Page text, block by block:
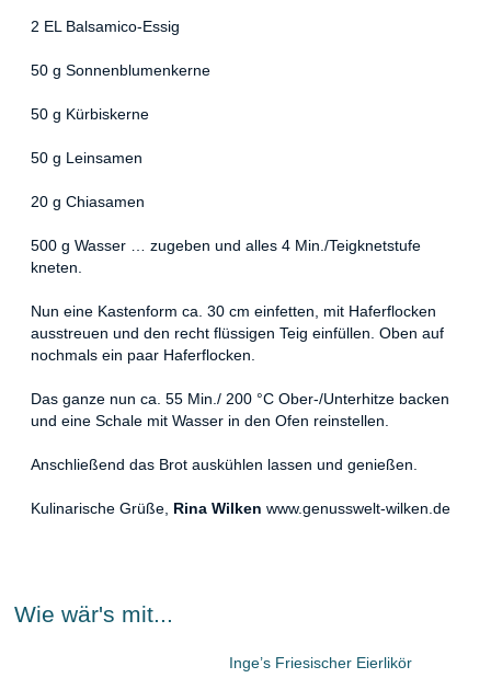
2 EL Balsamico-Essig
50 g Sonnenblumenkerne
50 g Kürbiskerne
50 g Leinsamen
20 g Chiasamen
500 g Wasser … zugeben und alles 4 Min./Teigknetstufe
kneten.
Nun eine Kastenform ca. 30 cm einfetten, mit Haferflocken
ausstreuen und den recht flüssigen Teig einfüllen. Oben auf
nochmals ein paar Haferflocken.
Das ganze nun ca. 55 Min./ 200 °C Ober-/Unterhitze backen
und eine Schale mit Wasser in den Ofen reinstellen.
Anschließend das Brot auskühlen lassen und genießen.
Kulinarische Grüße, Rina Wilken www.genusswelt-wilken.de
Wie wär's mit...
Inge’s Friesischer Eierlikör